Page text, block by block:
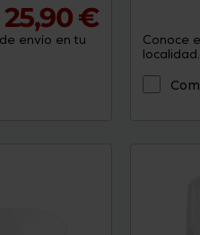
25,90 €
envío en tu
Conoce